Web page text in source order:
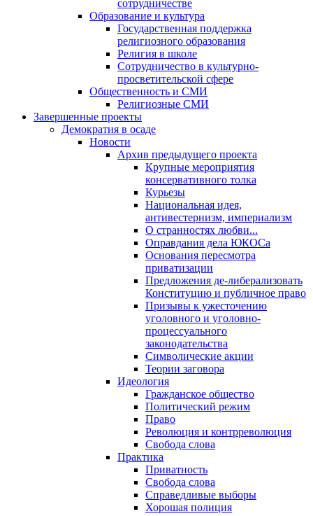
сотрудничестве
Образование и культура
Государственная поддержка
религиозного образования
Религия в школе
Сотрудничество в культурно-
просветительской сфере
Общественность и СМИ
Религиозные СМИ
Завершенные проекты
Демократия в осаде
Новости
Архив предыдущего проекта
Крупные мероприятия
консервативного толка
Курьезы
Национальная идея,
антивестернизм, империализм
О странностях любви...
Оправдания дела ЮКОСа
Основания пересмотра
приватизации
Предложения де-либерализовать
Конституцию и публичное право
Призывы к ужесточению
уголовного и уголовно-
процессуального
законодательства
Символические акции
Теории заговора
Идеология
Гражданское общество
Политический режим
Право
Революция и контрреволюция
Свобода слова
Практика
Приватность
Свобода слова
Справедливые выборы
Хорошая полиция